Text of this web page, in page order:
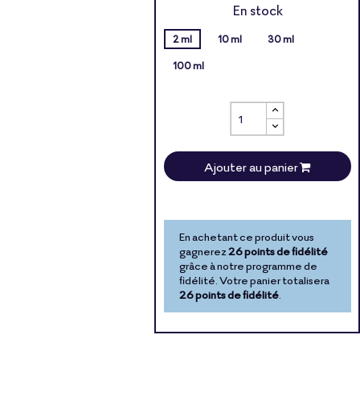
En stock
2 ml 10 ml 30 ml
100 ml
Ajouter au panier
En achetant ce produit vous
gagnerez26 points de fidélité
grâce à notre programme de
fidélité. Votre panier totalisera
26 points de fidélité.